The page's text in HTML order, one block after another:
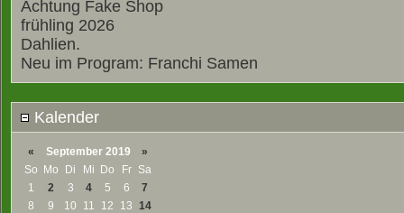
Achtung Fake Shop
frühling 2026
Dahlien.
Neu im Program: Franchi Samen
Kalender
« September 2019
»
So Mo Di Mi Do Fr
Sa
1
2 3 4 5 6
7
8
9 10 11 12 13 14